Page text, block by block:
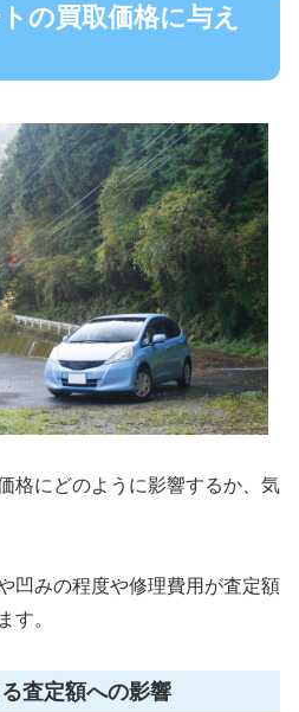
の買取価格に与え
格にどのように影響するか、気
凹みの程度や修理費用が査定額
す。
査定額への影響